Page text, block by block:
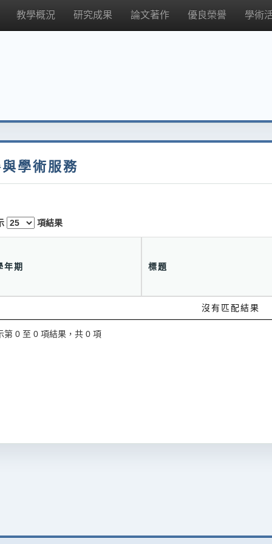
教學概況 研究成果 論文著作 優良榮譽 學術
學術服務
項結果
年期 標題
沒有匹配結果
第 0 至 0 項結果，共 0 項